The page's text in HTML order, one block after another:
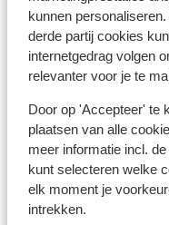
kunnen
derde partij cookies
internetgedrag volgen
relevanter voor je te
Door op 'Accepteer' te
plaatsen van alle
meer informatie incl.
kunt selecteren welke
elk moment je
intrekken.
Wanneer je een
bellen. Let op, deze
gebruiken bij
Eten & drinken:
Houd je van lekker
juiste adres. De
restaurants vind je
ook smaakvolle
aan Gyros, Mousaka,